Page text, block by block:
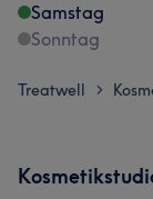
Samstag
Sonntag
Treatwell >